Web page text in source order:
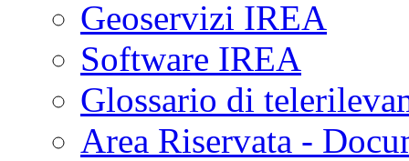
Geoservizi IREA
Software IREA
Glossario di
Area Riservata -